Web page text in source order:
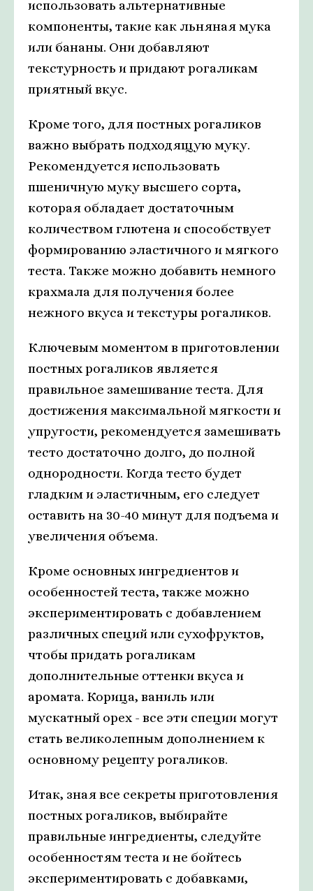
использовать альтернативные
компоненты, такие как льняная мука
или бананы. Они добавляют
текстурность и придают рогаликам
приятный вкус.
Кроме того, для постных рогаликов
важно выбрать подходящую муку.
Рекомендуется использовать
пшеничную муку высшего сорта,
которая обладает достаточным
количеством глютена и способствует
формированию эластичного и мягкого
теста. Также можно добавить немного
крахмала для получения более
нежного вкуса и текстуры рогаликов.
Ключевым моментом в приготовлении
постных рогаликов является
правильное замешивание теста. Для
достижения максимальной мягкости и
упругости, рекомендуется замешивать
тесто достаточно долго, до полной
однородности. Когда тесто будет
гладким и эластичным, его следует
оставить на 30-40 минут для подъема и
увеличения объема.
Кроме основных ингредиентов и
особенностей теста, также можно
экспериментировать с добавлением
различных специй или сухофруктов,
чтобы придать рогаликам
дополнительные оттенки вкуса и
аромата. Корица, ваниль или
мускатный орех - все эти специи могут
стать великолепным дополнением к
основному рецепту рогаликов.
Итак, зная все секреты приготовления
постных рогаликов, выбирайте
правильные ингредиенты, следуйте
особенностям теста и не бойтесь
экспериментировать с добавками,